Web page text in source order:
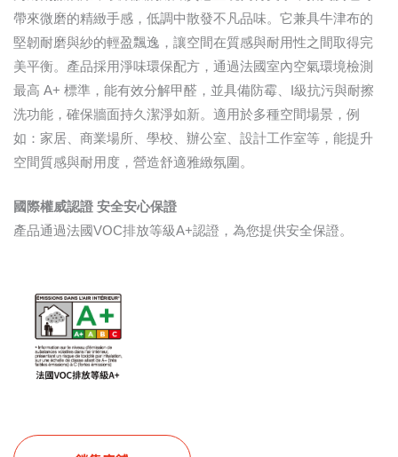
帶來微磨的精緻手感，低調中散發不凡品味。它兼具牛津布的
堅韌耐磨與紗的輕盈飄逸，讓空間在質感與耐用性之間取得完
美平衡。產品採用淨味環保配方，通過法國室內空氣環境檢測
最高 A+ 標準，能有效分解甲醛，並具備防霉、I級抗污與耐擦
洗功能，確保牆面持久潔淨如新。適用於多種空間場景，例
如：家居、商業場所、學校、辦公室、設計工作室等，能提升
空間質感與耐用度，營造舒適雅緻氛圍。
國際權威認證 安全安心保證
產品通過法國VOC排放等級A+認證，為您提供安全保證。